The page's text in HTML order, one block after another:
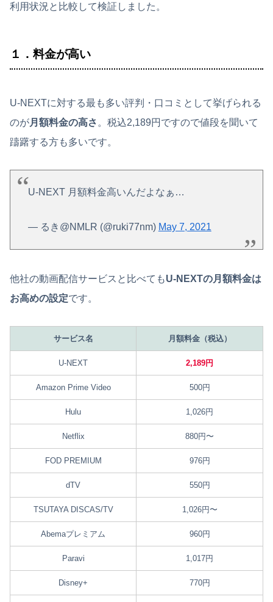
利用状況と比較して検証しました。
１．料金が高い
U-NEXTに対する最も多い評判・口コミとして挙げられる
のが月額料金の高さ 。税込2,189円ですので値段を聞いて
躊躇する方も多いです。
U-NEXT 月額料金高いんだよなぁ…
— るき@NMLR (@ruki77nm) May 7, 2021
他社の動画配信サービスと比べてもU-NEXTの月額料金は
お高めの設定です。
サービス名 月額料金（税込）
U-NEXT 2,189円
Amazon Prime Video 500円
Hulu 1,026円
Netflix 880円〜
FOD PREMIUM 976円
dTV 550円
TSUTAYA DISCAS/TV 1,026円〜
Abemaプレミアム 960円
Paravi 1,017円
Disney+ 770円